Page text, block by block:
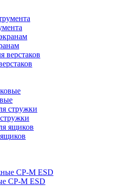
СР-М ESD